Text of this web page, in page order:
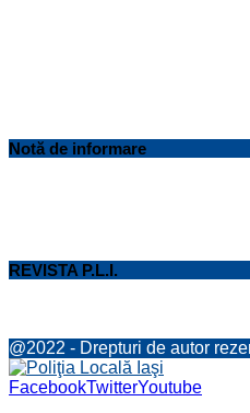
Notă de informare
REVISTA P.L.I.
@2022 - Drepturi de autor
FacebookTwitterYoutube